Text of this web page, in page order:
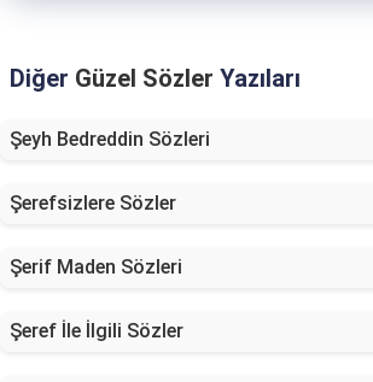
Diğer Güzel Sözler Yazıları
Şeyh Bedreddin Sözleri
Şerefsizlere Sözler
Şerif Maden Sözleri
Şeref İle İlgili Sözler